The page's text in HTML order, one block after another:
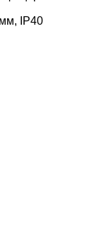
IP40